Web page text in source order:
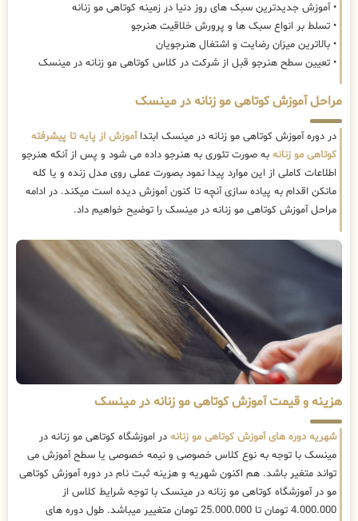
• آموزش جدیدترین سبک های روز دنیا در زمینه کوتاهی مو زنانه
• تسلط بر انواع سبک ها و پرورش خلاقیت هنرجو
• بالاترین میزان رضایت و اشتغال هنرجویان
• تعیین سطح هنرجو قبل از شرکت در کلاس کوتاهی مو زنانه در مینسک
مراحل آموزش کوتاهی مو زنانه در مینسک
در دوره آموزش کوتاهی مو زنانه در مینسک ابتداآموزش از پایه تا پیشرفته
کوتاهی مو زنانه به صورت تئوری به هنرجو داده می شود و پس از آنکه هنرجو
اطلاعات کاملی از این موارد پیدا نمود بصورت عملی روی مدل زنده و یا کله
مانکن اقدام به پیاده سازی آنچه تا کنون آموزش دیده است میکند. در ادامه
مراحل آموزش کوتاهی مو زنانه در مینسک را توضیح خواهیم داد.
هزینه و قیمت آموزش کوتاهی مو زنانه در مینسک
شهریه دوره های آموزش کوتاهی مو زنانه در اموزشگاه کوتاهی مو زنانه در
مینسک با توجه به نوع کلاس خصوصی و نیمه خصوصی یا سطح آموزش می
تواند متغیر باشد. هم اکنون شهریه و هزینه ثبت نام در دوره آموزش کوتاهی
مو در آموزشگاه کوتاهی مو زنانه در مینسک با توجه شرایط کلاس از
4.000.000 تومان تا 25.000.000 تومان متغییر میباشد. طول دوره های